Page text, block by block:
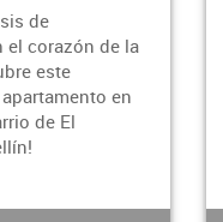
Medellín,
primer nivel,
con muy
alto flujo